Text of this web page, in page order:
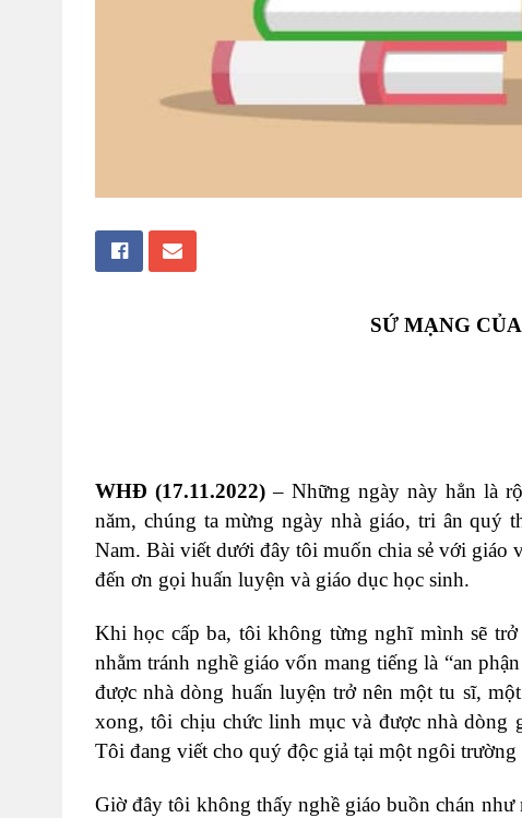
SỨ MẠNG
WHĐ (17.11.2022)– Những ngày này hẳn là
năm, chúng ta mừng ngày nhà giáo, tri ân quý
Nam. Bài viết dưới đây tôi muốn chia sẻ với giáo
đến ơn gọi huấn luyện và giáo dục học sinh.
Khi học cấp ba, tôi không từng nghĩ mình sẽ
nhằm tránh nghề giáo vốn mang tiếng là “an
được nhà dòng huấn luyện trở nên một tu sĩ,
xong, tôi chịu chức linh mục và được nhà dòng
Tôi đang viết cho quý độc giả tại một ngôi
Giờ đây tôi không thấy nghề giáo buồn chán